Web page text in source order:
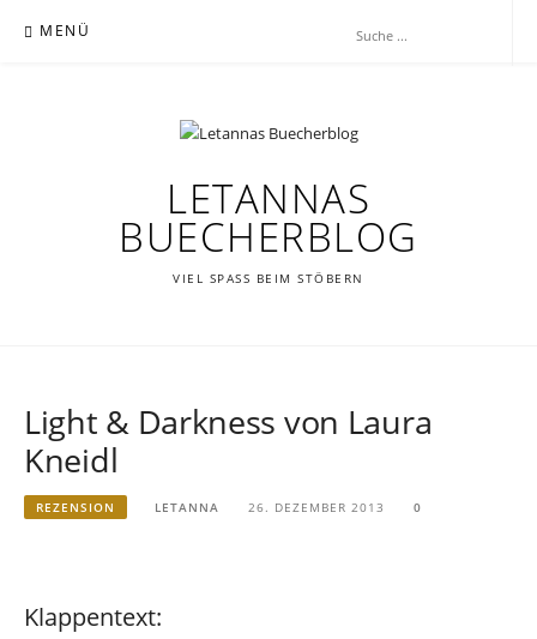
Inhalt MENÜ
LETANNAS
BUECHERBLOG
VIEL SPASS BEIM STÖBERN
Light & Darkness von Laura
Kneidl
REZENSION LETANNA 26. DEZEMBER 2013 0
Klappentext: